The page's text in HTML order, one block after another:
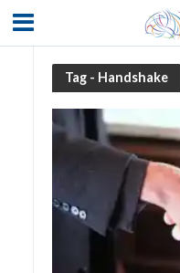
Tag - Handshake